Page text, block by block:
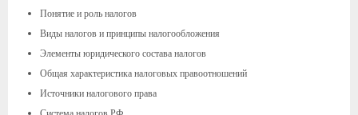
Понятие и роль налогов
Виды налогов и принципы налогообложения
Элементы юридического состава налогов
Общая характеристика налоговых правоотношений
Источники налогового права